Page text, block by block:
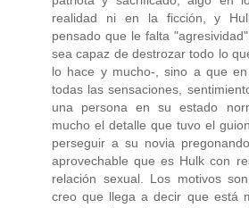
realidad ni en la ficción, y
pensado que le falta
sea capaz de destrozar todo lo
lo hace y mucho-, sino a que
todas las sensaciones,
una persona en su estado
mucho el detalle que tuvo el
perseguir a su novia
aprovechable que es Hulk con
relación sexual. Los motivos
creo que llega a decir que está